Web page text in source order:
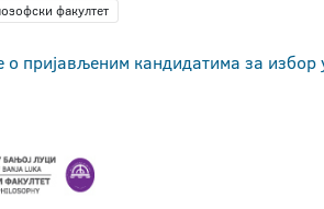
факултет
о пријављеним кандидатима за